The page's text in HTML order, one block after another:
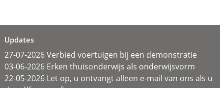
Updates
27-07-2026 Verbied voertuigen bij een demonstratie
03-06-2026 Erken thuisonderwijs als onderwijsvorm
22-05-2026 Let op, u ontvangt alleen e-mail van ons als u